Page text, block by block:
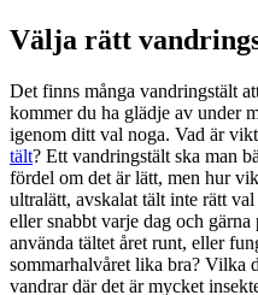
Välja rätt
Det finns många vandringstält
kommer du ha glädje av under
igenom ditt val noga. Vad är
tält? Ett vandringstält ska man
fördel om det är lätt, men hur
ultralätt, avskalat tält inte rätt
eller snabbt varje dag och
använda tältet året runt, eller
sommarhalvåret lika bra? Vilka
vandrar där det är mycket